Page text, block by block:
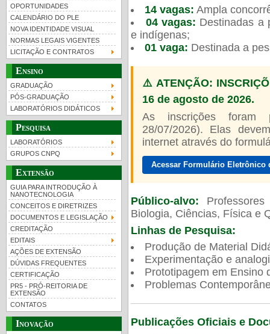
OPORTUNIDADES
CALENDÁRIO DO PLE
NOVA IDENTIDADE VISUAL
NORMAS LEGAIS VIGENTES
LICITAÇÃO E CONTRATOS
Ensino
GRADUAÇÃO
PÓS-GRADUAÇÃO
LABORATÓRIOS DIDÁTICOS
Pesquisa
LABORATÓRIOS
GRUPOS CNPQ
Extensão
GUIA PARA INTRODUÇÃO À
NANOTECNOLOGIA
CONCEITOS E DIRETRIZES
DOCUMENTOS E LEGISLAÇÃO
CREDITAÇÃO
EDITAIS
AÇÕES DE EXTENSÃO
DÚVIDAS FREQUENTES
CERTIFICAÇÃO
PR5 - PRÓ-REITORIA DE
EXTENSÃO
CONTATOS
Inovação
14 vagas: Ampla
04 vagas: Destinadas a
e indígenas;
01 vaga: Destinada a
⚠️ ATENÇÃO:
16 de agosto de 2026.
As inscrições foram
28/07/2026). Elas
internet através do
Acessar Formulário
Público-alvo:
Biologia, Ciências, Física e
Linhas de Pesquisa:
Produção de Material
Experimentação e
Prototipagem em Ensino
Problemas
Publicações Oficiais e